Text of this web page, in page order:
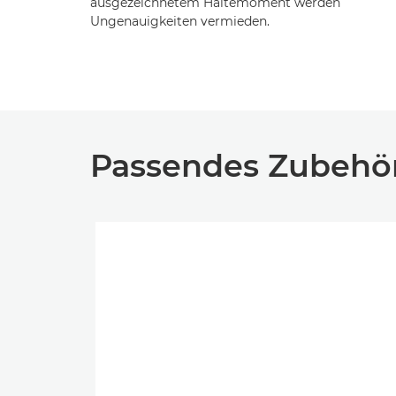
Ungenauigkeiten vermieden.
Passendes